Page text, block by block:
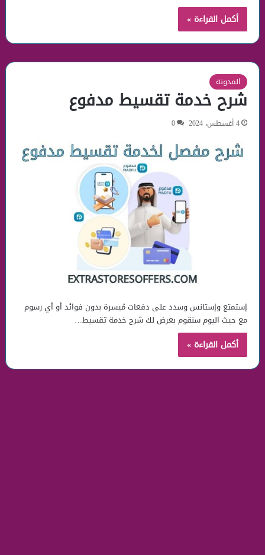
أكمل القراءة »
المدونة
شرح خدمة تقسيط مدفوع
4 أغسطس، 2024 0
إستمتع وإستانس وسدد على دفعات مُيسرة بدون فوائد أو أي رسوم
مع حيث اليوم سنقوم بعرض لك شرح خدمة تقسيط…
أكمل القراءة »